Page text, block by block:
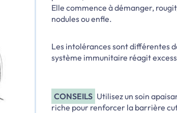
Elle commence à démanger,
nodules ou enfle.
Les intolérances sont différentes
système immunitaire réagit
CONSEILS Utilisez un soin
riche pour renforcer la barrière